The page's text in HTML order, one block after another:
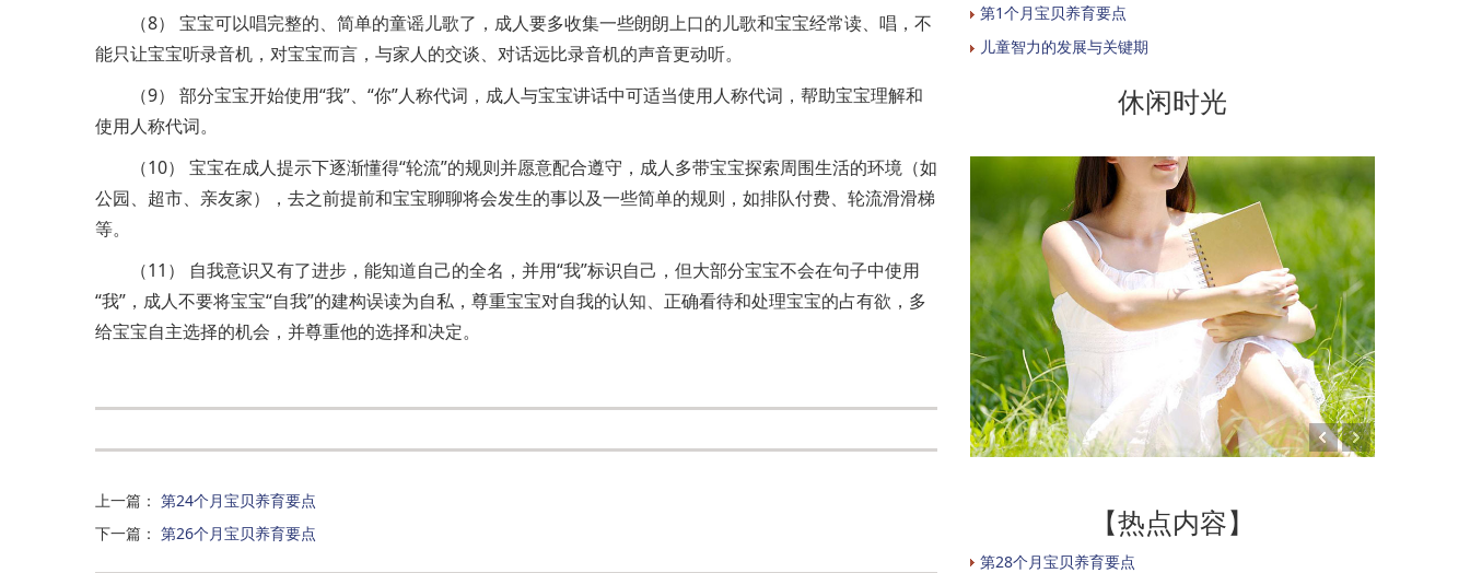
（8） 宝宝可以唱完整的、简单的童谣儿歌了，成人要多收集一些朗朗上口的儿歌和宝宝经常读、唱，不
能只让宝宝听录音机，对宝宝而言，与家人的交谈、对话远比录音机的声音更动听。
（9） 部分宝宝开始使用“我”、“你”人称代词，成人与宝宝讲话中可适当使用人称代词，帮助宝宝理解和
使用人称代词。
（10） 宝宝在成人提示下逐渐懂得“轮流”的规则并愿意配合遵守，成人多带宝宝探索周围生活的环境（如
公园、超市、亲友家），去之前提前和宝宝聊聊将会发生的事以及一些简单的规则，如排队付费、轮流滑滑梯
等。
（11） 自我意识又有了进步，能知道自己的全名，并用“我”标识自己，但大部分宝宝不会在句子中使用
“我”，成人不要将宝宝“自我”的建构误读为自私，尊重宝宝对自我的认知、正确看待和处理宝宝的占有欲，多
给宝宝自主选择的机会，并尊重他的选择和决定。
上一篇 ： 第24个月宝贝养育要点
下一篇 ： 第26个月宝贝养育要点
第1个月宝贝养育要点
儿童智力的发展与关键期
休闲时光
【热点内容】
第28个月宝贝养育要点